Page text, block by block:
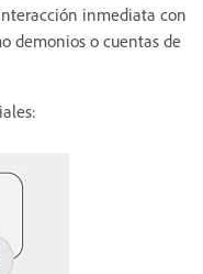
inmediata con
demonios o cuentas de